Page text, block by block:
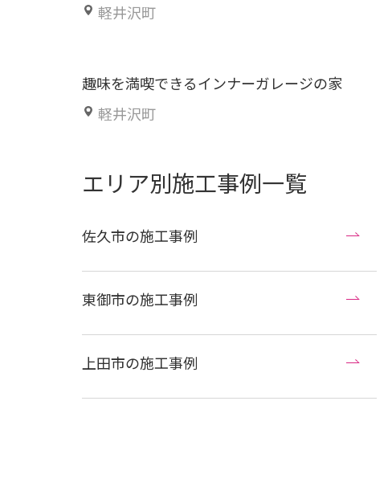
軽井沢町
趣味を満喫できるインナーガレージの家
軽井沢町
エリア別施工事例一覧
佐久市の施工事例
東御市の施工事例
上田市の施工事例